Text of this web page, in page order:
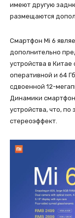
имеют другую
размещаются
Смартфон Mi 6
дополнительно
устройства в
оперативной и 64
сдвоенной 12-
Динамики
устройства, что,
стереоэффект.